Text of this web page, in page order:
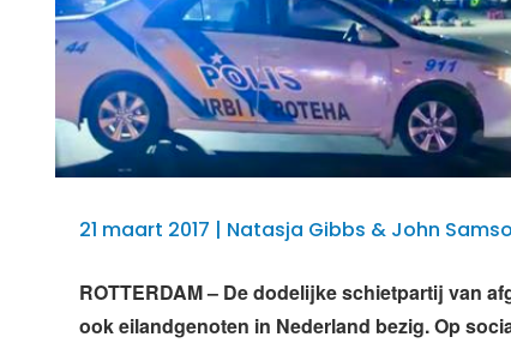
21 maart 2017 | Natasja Gibbs & John
ROTTERDAM – De dodelijke schietpartij van
ook eilandgenoten in Nederland bezig. Op